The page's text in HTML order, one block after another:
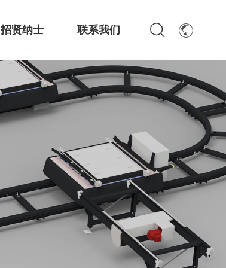
招贤纳士 联系我们